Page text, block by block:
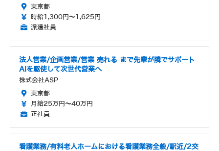
東京都
時給1,300円～1,625円
派遣社員
法人営業/企画営業/営業 売れる まで先輩が隣でサポート
AIを駆使して次世代営業へ
株式会社ASP
東京都
月給25万円～40万円
正社員
看護業務/有料老人ホームにおける看護業務全般/駅近/2交